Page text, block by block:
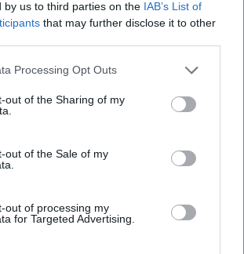
by us to third parties on the IAB’s List of
that may further disclose it to other
Processing Opt Outs
out of the Sharing of my
out of the Sale of my
out of processing my
for Targeted Advertising.
der Eintritt?
barrierefrei zugänglich?
drinnen oder draußen?